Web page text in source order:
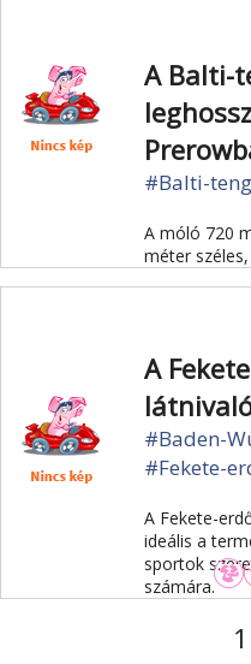
A Balti-
#Balti-
A móló 720
méter
A
#Baden-
#Fekete-
A Fekete-
ideális a
sportok
számára.
1